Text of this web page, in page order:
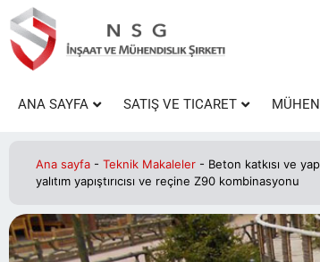
ANA SAYFA SATIŞ VE TICARET
Ana sayfa - Teknik Makaleler - Beton katkısı ve
yalıtım yapıştırıcısı ve reçine Z90 kombinasyonu